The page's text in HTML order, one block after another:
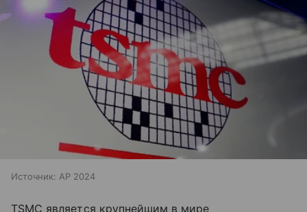
Источник: AP 2024
TSMC является крупнейшим в мире